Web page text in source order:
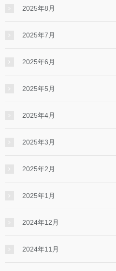
2025年8月
2025年7月
2025年6月
2025年5月
2025年4月
2025年3月
2025年2月
2025年1月
2024年12月
2024年11月